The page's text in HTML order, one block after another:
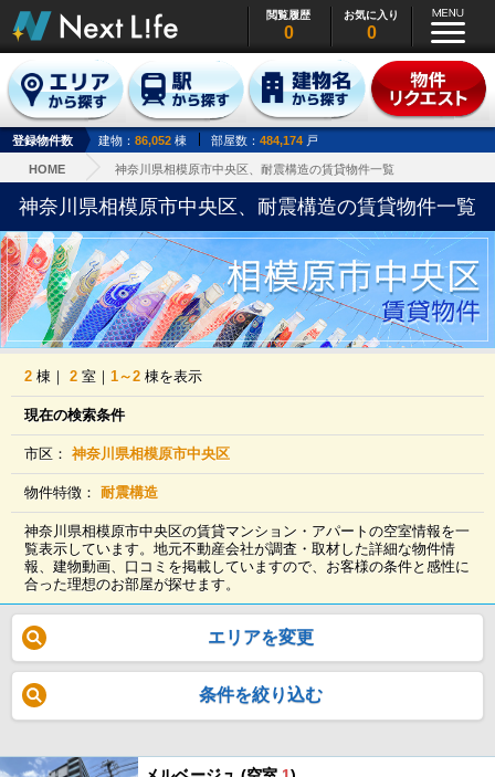
閲覧履歴
0
お気に入り
0
登録物件数 建物： 86,052 棟 部屋数： 484,174 戸
HOME 神奈川県相模原市中央区、耐震構造の賃貸物件一覧
神奈川県相模原市中央区、耐震構造の賃貸物件一覧
2 棟｜2 室｜1～2 棟を表示
現在の検索条件
市区：神奈川県相模原市中央区
物件特徴：耐震構造
神奈川県相模原市中央区の賃貸マンション・アパートの空室情報を一
覧表示しています。地元不動産会社が調査・取材した詳細な物件情
報、建物動画、口コミを掲載していますので、お客様の条件と感性に
合った理想のお部屋が探せます。
エリアを変更
条件を絞り込む